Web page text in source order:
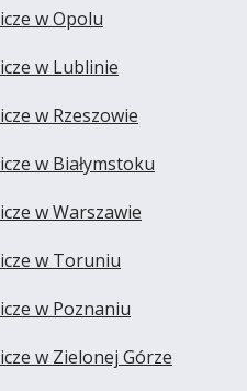
w Opolu
w Lublinie
w Rzeszowie
w Białymstoku
w Warszawie
w Toruniu
w Poznaniu
w Zielonej Górze